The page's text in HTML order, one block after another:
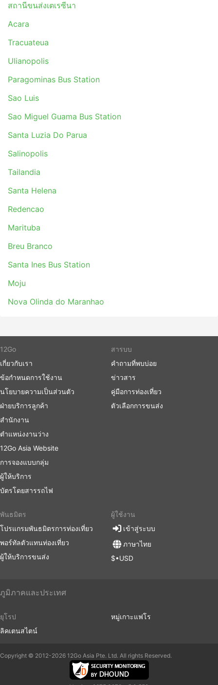
สถานีขนส่งเตเรซีนา
Acara
Tracuateua
Ulianopolis
Paragominas Bus Station
Sao Luis
Sao Miguel Guama Bus Station
Santa Luzia Do Parua
Salinopolis
Tailandia
Santa Helena
Redencao
Marituba
Breu Branco
Santa Ines Bus Station
Moju
Nova Olinda do Maranhao
12Go
เกี่ยวกับเรา
ข้อกำหนดการใช้งาน
นโยบายความเป็นส่วนตัว
ฝ่ายบริการลูกค้า
สำนักงาน
ตำแหน่งงานว่าง
12Go Asia Website
การจองแบบกลุ่ม
ผู้ให้บริการ
บัตรโดยสารรถไฟ
สารบบ
คำถามที่พบบ่อย
ข่าวสาร
คู่มือการท่องเที่ยว
ตัวเลือกการขนส่ง
พันธมิตร
โปรแกรมพันธมิตรการท่องเที่ยว
พอร์ทัลตัวแทนท่องเที่ยว
ผู้ให้บริการขนส่ง
ผู้ใช้งาน
เข้าสู่ระบบ
ภาษาไทย
$•USD
ภูมิภาคและประเทศ
ยุโรป
ลิคเตนสไตน์
หมู่เกาะแฟโร
Copyright © 2012-2026 12Go Asia Pte. Ltd. All rights Reserved.